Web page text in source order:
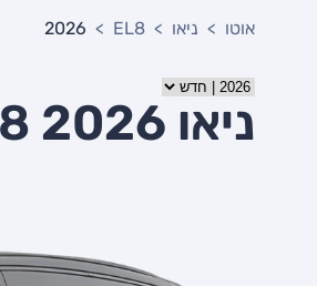
אוטו ניאו EL8
2026
ניאו EL8 2026